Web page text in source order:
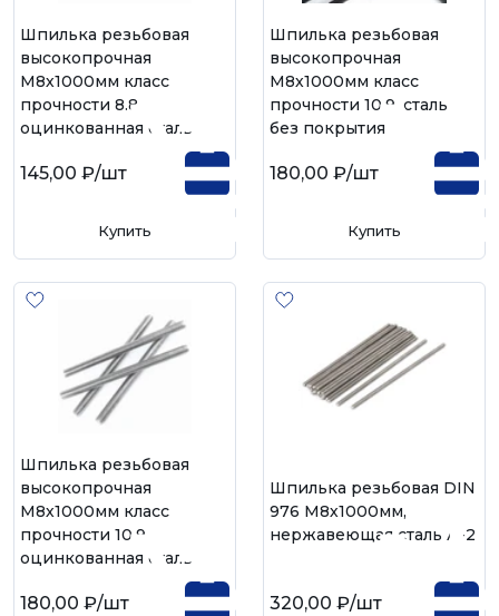
Шпилька резьбовая
высокопрочная
М8х1000мм класс
прочности 8.8,
оцинкованная сталь
145,00 ₽/шт
Купить
Шпилька резьбовая
высокопрочная
М8х1000мм класс
прочности 10.9, сталь
без покрытия
180,00 ₽/шт
Купить
Шпилька резьбовая
высокопрочная
М8х1000мм класс
прочности 10.9,
оцинкованная сталь
180,00 ₽/шт
Шпилька резьбовая DIN
976 М8х1000мм,
нержавеющая сталь А-2
320,00 ₽/шт